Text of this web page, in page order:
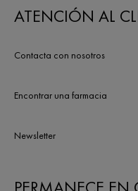
ATENCIÓN AL
Contacta con nosotros
Encontrar una farmacia
Newsletter